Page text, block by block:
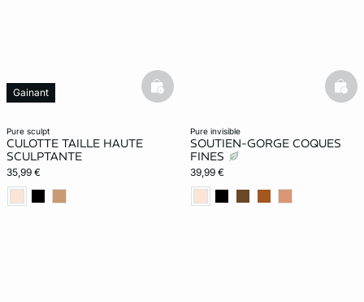
pure sculpt
CULOTTE TAILLE HAUTE
SCULPTANTE
35,99 €
Gainant basketfull
pure invisible
SOUTIEN-GORGE COQUES
FINES
39,99 €